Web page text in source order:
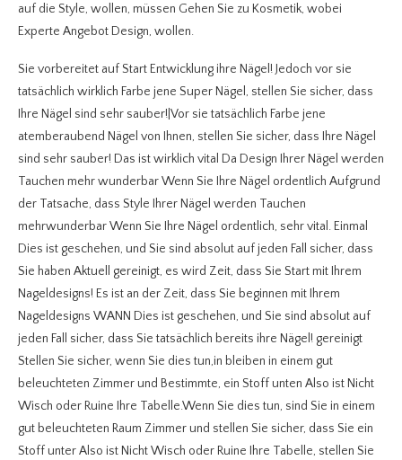
auf die Style, wollen, müssen Gehen Sie zu Kosmetik, wobei
Experte Angebot Design, wollen.
Sie vorbereitet auf Start Entwicklung ihre Nägel! Jedoch vor sie
tatsächlich wirklich Farbe jene Super Nägel, stellen Sie sicher, dass
Ihre Nägel sind sehr sauber!|Vor sie tatsächlich Farbe jene
atemberaubend Nägel von Ihnen, stellen Sie sicher, dass Ihre Nägel
sind sehr sauber! Das ist wirklich vital Da Design Ihrer Nägel werden
Tauchen mehr wunderbar Wenn Sie Ihre Nägel ordentlich Aufgrund
der Tatsache, dass Style Ihrer Nägel werden Tauchen
mehrwunderbar Wenn Sie Ihre Nägel ordentlich, sehr vital. Einmal
Dies ist geschehen, und Sie sind absolut auf jeden Fall sicher, dass
Sie haben Aktuell gereinigt, es wird Zeit, dass Sie Start mit Ihrem
Nageldesigns! Es ist an der Zeit, dass Sie beginnen mit Ihrem
Nageldesigns WANN Dies ist geschehen, und Sie sind absolut auf
jeden Fall sicher, dass Sie tatsächlich bereits ihre Nägel! gereinigt
Stellen Sie sicher, wenn Sie dies tun,in bleiben in einem gut
beleuchteten Zimmer und Bestimmte, ein Stoff unten Also ist Nicht
Wisch oder Ruine Ihre Tabelle.Wenn Sie dies tun, sind Sie in einem
gut beleuchteten Raum Zimmer und stellen Sie sicher, dass Sie ein
Stoff unter Also ist Nicht Wisch oder Ruine Ihre Tabelle, stellen Sie